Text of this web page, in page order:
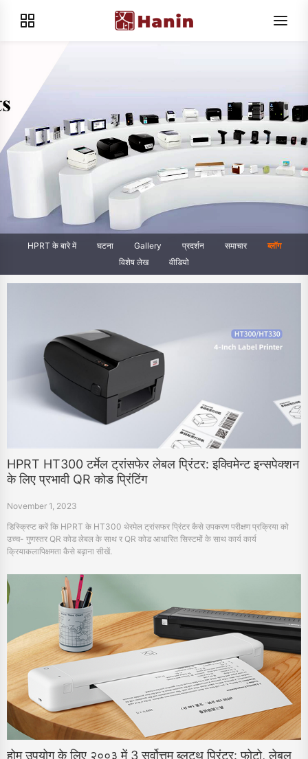
HPRT के बारे में घटना Gallery प्रदर्शन समाचार
ब्लॉग
विशेष लेख
वीडियो
HPRT HT300 टर्मेल ट्रांसफेर लेबल प्रिंटर: इक्विमेन्ट इन्सपेक्शन
के लिए प्रभावी QR कोड प्रिंटिंग
November 1, 2023
डिस्क्रिप्ट करें कि HPRT के HT300 थेरमेल ट्रांसफर प्रिंटर कैसे उपकरण परीक्षण प्रक्रिया को
उच्च- गुणस्तर QR कोड लेबल के साथ र QR कोड आधारित सिस्टमों के साथ कार्य कार्य
क्रियाकलापिक्षमता कैसे बढ़ाना सीखें.
होम उपयोग के लिए २००३ में 3 सर्वोत्तम ब्लूटूथ प्रिंटर: फोटो, लेबल